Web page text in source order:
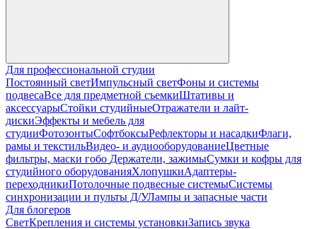
Для профессиональной студии
Постоянный светИмпульсный светФоны и системы
подвесаВсе для предметной съемкиШтативы и
аксессуарыСтойки студийныеОтражатели и лайт-
дискиЭффекты и мебель для
студииФотозонтыСофтбоксыРефлекторы и насадкиФлаги,
рамы и текстильВидео- и аудиооборудованиеЦветные
фильтры, маски гобо Держатели, зажимыСумки и кофры для
студийного оборудованияХлопушкиАдаптеры-
переходникиПотолочные подвесные системыСистемы
синхронизации и пульты Д/УЛампы и запасные части
Для блогеров
СветКрепления и системы установкиЗапись звука